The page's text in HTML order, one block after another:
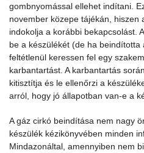
gombnyomással ellehet indítani.
november közepe tájékán, hiszen
indokolja a korábbi bekapcsolást.
be a készülékét (de ha beindította
feltétlenül keressen fel egy
karbantartást. A karbantartás
kitisztítja és le ellenőrzi a
arról, hogy jó állapotban van-e a
A gáz cirkó beindítása nem nagy
készülék kézikönyvében minden
Mindazonáltal, amennyiben nem